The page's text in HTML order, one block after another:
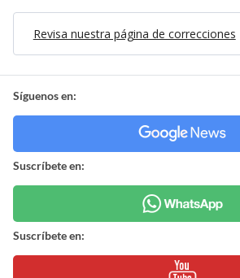
Revisa nuestra página de correcciones
Síguenos en:
Suscríbete en:
Suscríbete en: